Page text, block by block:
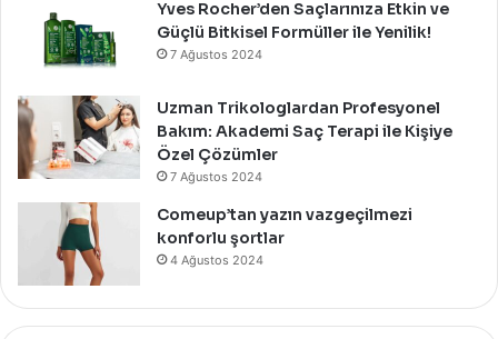
Yves Rocher’den Saçlarınıza Etkin ve
Güçlü Bitkisel Formüller ile Yenilik!
7 Ağustos 2024
Uzman Trikologlardan Profesyonel
Bakım: Akademi Saç Terapi ile Kişiye
Özel Çözümler
7 Ağustos 2024
Comeup’tan yazın vazgeçilmezi
konforlu şortlar
4 Ağustos 2024